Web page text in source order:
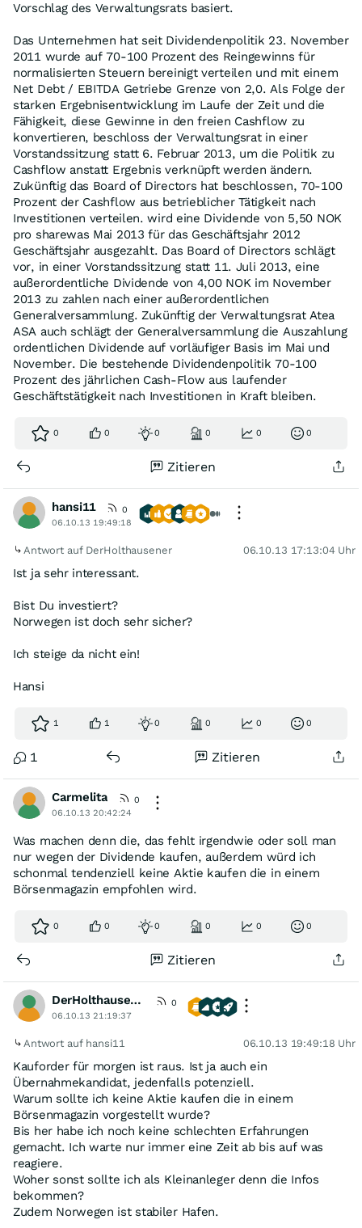
Vorschlag des Verwaltungsrats basiert.
Das Unternehmen hat seit Dividendenpolitik 23. November
2011 wurde auf 70-100 Prozent des Reingewinns für
normalisierten Steuern bereinigt verteilen und mit einem
Net Debt / EBITDA Getriebe Grenze von 2,0. Als Folge der
starken Ergebnisentwicklung im Laufe der Zeit und die
Fähigkeit, diese Gewinne in den freien Cashflow zu
konvertieren, beschloss der Verwaltungsrat in einer
Vorstandssitzung statt 6. Februar 2013, um die Politik zu
Cashflow anstatt Ergebnis verknüpft werden ändern.
Zukünftig das Board of Directors hat beschlossen, 70-100
Prozent der Cashflow aus betrieblicher Tätigkeit nach
Investitionen verteilen. wird eine Dividende von 5,50 NOK
pro sharewas Mai 2013 für das Geschäftsjahr 2012
Geschäftsjahr ausgezahlt. Das Board of Directors schlägt
vor, in einer Vorstandssitzung statt 11. Juli 2013, eine
außerordentliche Dividende von 4,00 NOK im November
2013 zu zahlen nach einer außerordentlichen
Generalversammlung. Zukünftig der Verwaltungsrat Atea
ASA auch schlägt der Generalversammlung die Auszahlung
ordentlichen Dividende auf vorläufiger Basis im Mai und
November. Die bestehende Dividendenpolitik 70-100
Prozent des jährlichen Cash-Flow aus laufender
Geschäftstätigkeit nach Investitionen in Kraft bleiben.
0 0 0 0 0 0
Zitieren
hansi11
0
06.10.13 19:49:18
Antwort auf DerHolthausener 06.10.13 17:13:04 Uhr
Ist ja sehr interessant.
Bist Du investiert?
Norwegen ist doch sehr sicher?
Ich steige da nicht ein!
Hansi
1 1 0 0 0 0
1 Zitieren
Carmelita
0
06.10.13 20:42:24
Was machen denn die, das fehlt irgendwie oder soll man
nur wegen der Dividende kaufen, außerdem würd ich
schonmal tendenziell keine Aktie kaufen die in einem
Börsenmagazin empfohlen wird.
0 0 0 0 0 0
Zitieren
DerHolthausener
0
06.10.13 21:19:37
Antwort auf hansi11 06.10.13 19:49:18 Uhr
Kauforder für morgen ist raus. Ist ja auch ein
Übernahmekandidat, jedenfalls potenziell.
Warum sollte ich keine Aktie kaufen die in einem
Börsenmagazin vorgestellt wurde?
Bis her habe ich noch keine schlechten Erfahrungen
gemacht. Ich warte nur immer eine Zeit ab bis auf was
reagiere.
Woher sonst sollte ich als Kleinanleger denn die Infos
bekommen?
Zudem Norwegen ist stabiler Hafen.